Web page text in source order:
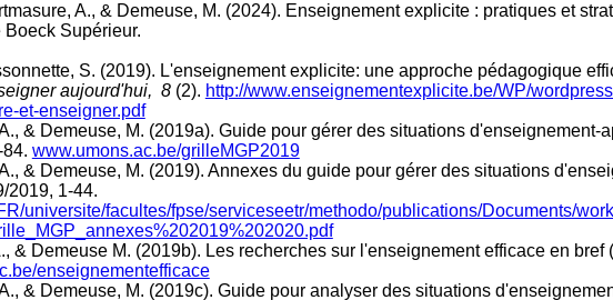
A., & Demeuse, M. (2024). Enseignement explicite : pratiques et
Supérieur.
S. (2019). L'enseignement explicite: une approche pédagogique
aujourd'hui, 8 (2). http://www.enseignementexplicite.be/WP/
et-enseigner.pdf
& Demeuse, M. (2019a). Guide pour gérer des situations d'enseignement-
www.umons.ac.be/grilleMGP2019
& Demeuse, M. (2019). Annexes du guide pour gérer des situations
2019, 1-44.
universite/facultes/fpse/serviceseetr/methodo/publications/Documents/
& Demeuse M. (2019b). Les recherches sur l'enseignement efficace en bref
enseignementefficace
& Demeuse, M. (2019c). Guide pour analyser des situations